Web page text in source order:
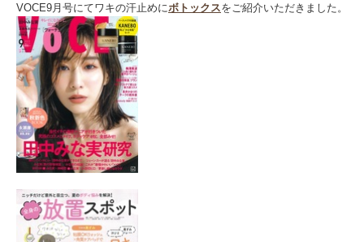
VOCE9月号にてワキの汗止めに ボトックスをご紹介いただきました。